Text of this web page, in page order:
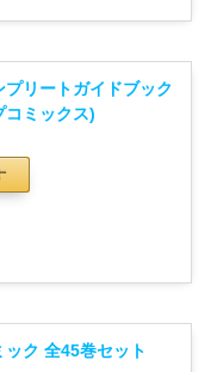
リートガイドブック
コミックス)
ク 全45巻セット